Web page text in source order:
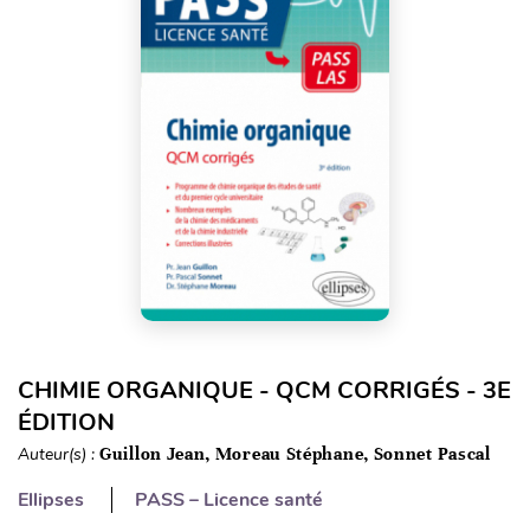
CHIMIE ORGANIQUE - QCM CORRIGÉS - 3E
ÉDITION
Auteur(s) : Guillon Jean, Moreau Stéphane, Sonnet Pascal
Ellipses
PASS – Licence santé